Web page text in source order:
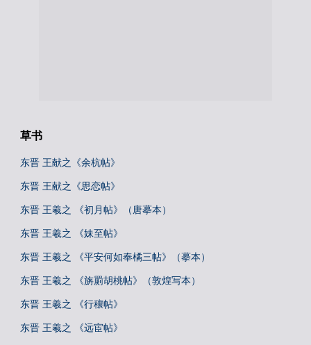
草书
东晋 王献之《余杭帖》
东晋 王献之《思恋帖》
东晋 王羲之 《初月帖》（唐摹本）
东晋 王羲之 《妹至帖》
东晋 王羲之 《平安何如奉橘三帖》（摹本）
东晋 王羲之 《旃罽胡桃帖》（敦煌写本）
东晋 王羲之 《行穰帖》
东晋 王羲之 《远宦帖》